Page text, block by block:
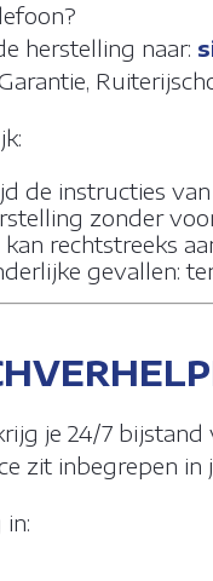
herstelling naar:
de instructies
zonder
rechtstreeks
gevallen:
je 24/7 bijstand
zit inbegrepen
in: